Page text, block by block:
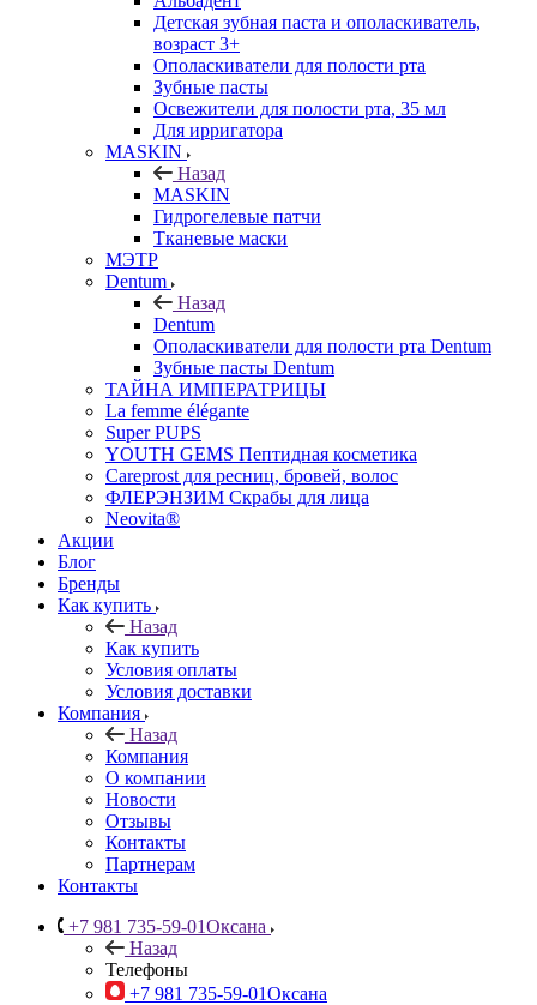
Детская зубная паста и ополаскиватель,
возраст 3+
Ополаскиватели для полости рта
Зубные пасты
Освежители для полости рта, 35 мл
Для ирригатора
MASKIN
Назад
MASKIN
Гидрогелевые патчи
Тканевые маски
МЭТР
Dentum
Назад
Dentum
Ополаскиватели для полости рта Dentum
Зубные пасты Dentum
ТАЙНА ИМПЕРАТРИЦЫ
La femme élégante
Super PUPS
YOUTH GEMS Пептидная косметика
Careprost для ресниц, бровей, волос
ФЛЕРЭНЗИМ Скрабы для лица
Neovita®
Акции
Блог
Бренды
Как купить
Назад
Как купить
Условия оплаты
Условия доставки
Компания
Назад
Компания
О компании
Новости
Отзывы
Контакты
Партнерам
Контакты
+7 981 735-59-01Оксана
Назад
Телефоны
+7 981 735-59-01Оксана